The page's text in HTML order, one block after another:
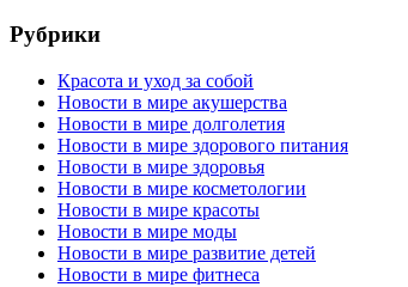
Рубрики
Красота и уход за собой
Новости в мире акушерства
Новости в мире долголетия
Новости в мире здорового питания
Новости в мире здоровья
Новости в мире косметологии
Новости в мире красоты
Новости в мире моды
Новости в мире развитие детей
Новости в мире фитнеса